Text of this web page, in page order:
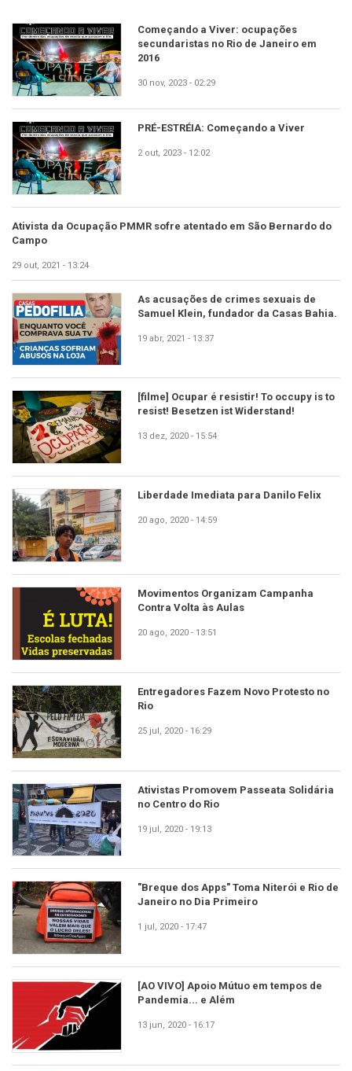
Começando a Viver: ocupações
secundaristas no Rio de Janeiro em
2016
30 nov, 2023 - 02:29
PRÉ-ESTRÉIA: Começando a Viver
2 out, 2023 - 12:02
Ativista da Ocupação PMMR sofre atentado em São Bernardo do
Campo
29 out, 2021 - 13:24
As acusações de crimes sexuais de
Samuel Klein, fundador da Casas Bahia.
19 abr, 2021 - 13:37
[filme] Ocupar é resistir! To occupy is to
resist! Besetzen ist Widerstand!
13 dez, 2020 - 15:54
Liberdade Imediata para Danilo Felix
20 ago, 2020 - 14:59
Movimentos Organizam Campanha
Contra Volta às Aulas
20 ago, 2020 - 13:51
Entregadores Fazem Novo Protesto no
Rio
25 jul, 2020 - 16:29
Ativistas Promovem Passeata Solidária
no Centro do Rio
19 jul, 2020 - 19:13
"Breque dos Apps" Toma Niterói e Rio de
Janeiro no Dia Primeiro
1 jul, 2020 - 17:47
[AO VIVO] Apoio Mútuo em tempos de
Pandemia... e Além
13 jun, 2020 - 16:17